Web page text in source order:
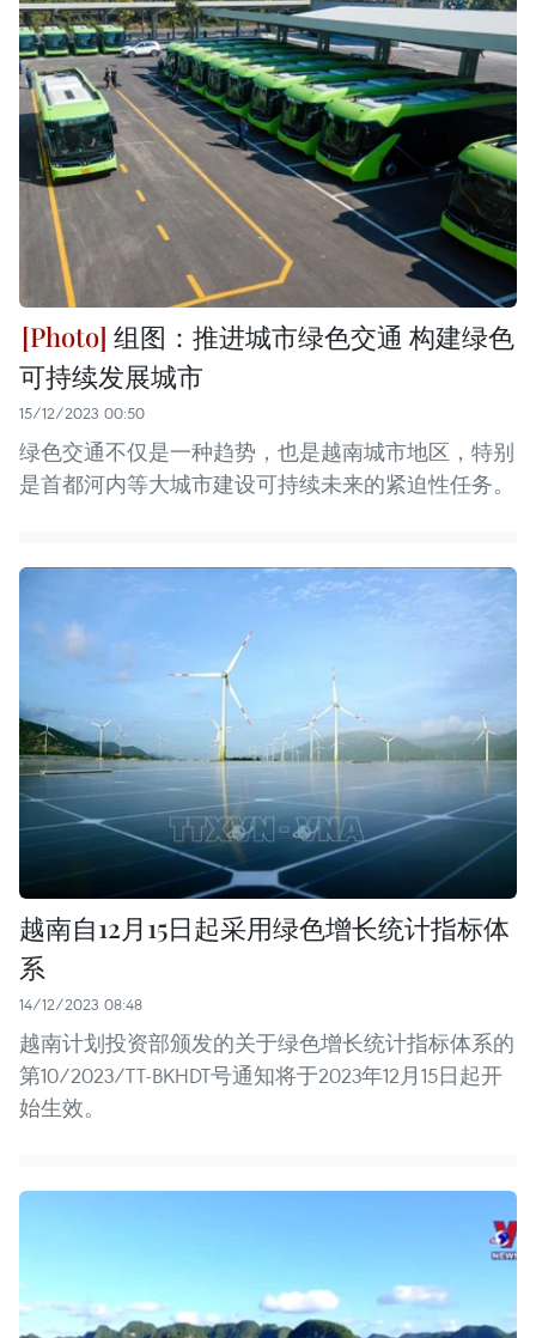
组图：推进城市绿色交通 构建绿色
可持续发展城市
15/12/2023 00:50
绿色交通不仅是一种趋势，也是越南城市地区，特别
是首都河内等大城市建设可持续未来的紧迫性任务。
越南自12月15日起采用绿色增长统计指标体
系
14/12/2023 08:48
越南计划投资部颁发的关于绿色增长统计指标体系的
第10/2023/TT-BKHDT号通知将于2023年12月15日起开
始生效。